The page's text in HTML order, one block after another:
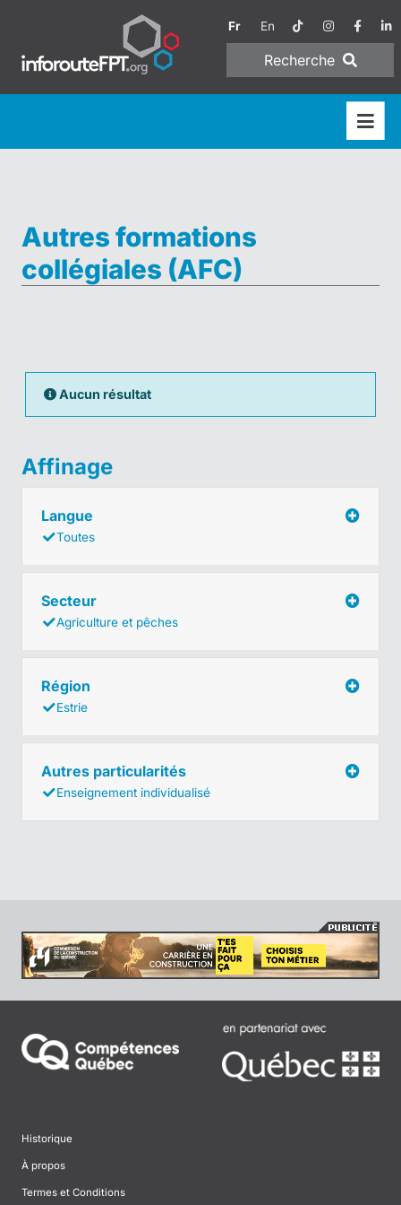
Fr En
Recherche
Autres formations
collégiales (AFC)
Aucun résultat
Affinage
Langue
Toutes
Secteur
Agriculture et pêches
Région
Estrie
Autres particularités
Enseignement individualisé
Historique
À propos
Termes et Conditions